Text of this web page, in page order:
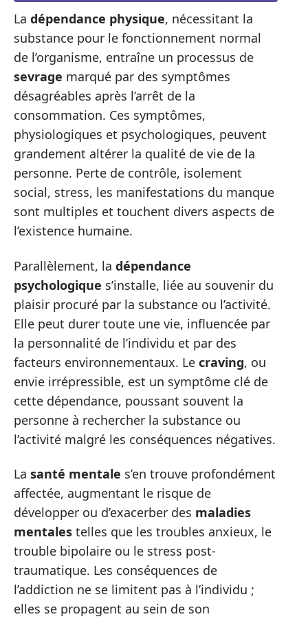
La dépendance physique, nécessitant la
substance pour le fonctionnement normal
de l’organisme, entraîne un processus de
sevrage marqué par des symptômes
désagréables après l’arrêt de la
consommation. Ces symptômes,
physiologiques et psychologiques, peuvent
grandement altérer la qualité de vie de la
personne. Perte de contrôle, isolement
social, stress, les manifestations du manque
sont multiples et touchent divers aspects de
l’existence humaine.
Parallèlement, la dépendance
psychologique s’installe, liée au souvenir du
plaisir procuré par la substance ou l’activité.
Elle peut durer toute une vie, influencée par
la personnalité de l’individu et par des
facteurs environnementaux. Le craving, ou
envie irrépressible, est un symptôme clé de
cette dépendance, poussant souvent la
personne à rechercher la substance ou
l’activité malgré les conséquences négatives.
La santé mentale s’en trouve profondément
affectée, augmentant le risque de
développer ou d’exacerber des maladies
mentales telles que les troubles anxieux, le
trouble bipolaire ou le stress post-
traumatique. Les conséquences de
l’addiction ne se limitent pas à l’individu ;
elles se propagent au sein de son